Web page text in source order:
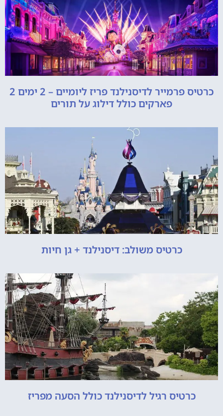
כרטיס פרמייר לדיסנילנד פריז ליומיים – 2 ימים 2
פארקים כולל דילוג על תורים
כרטיס משולב: דיסנילנד + גן חיות
כרטיס רגיל לדיסנילנד כולל הסעה מפריז